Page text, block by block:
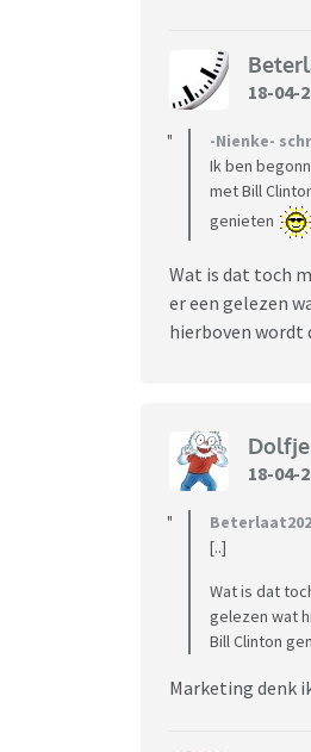
18-04-
-Nienke-
Ik ben
met Bill
genieten
Wat is dat toch
er een gelezen
hierboven wordt
Dolfje
18-04-
[..]
Wat is dat
gelezen wat
Bill Clinton
Marketing denk